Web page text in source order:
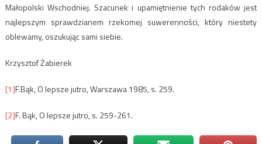
Małopolski Wschodniej. Szacunek i upamiętnienie tych rodaków jest
najlepszym sprawdzianem rzekomej suwerenności, który niestety
oblewamy, oszukując sami siebie.
Krzysztof Żabierek
[1]F.Bąk, O lepsze jutro, Warszawa 1985, s. 259.
[2]F. Bąk, O lepsze jutro, s. 259-261.